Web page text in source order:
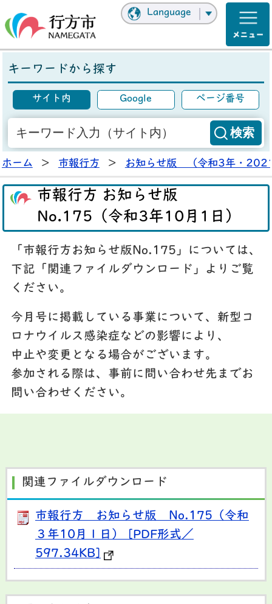
Language
キーワードから探す
サイト内 Google ページ番号
ホーム > 市報行方 > お知らせ版 （令和3年・
市報行方 お知らせ版
No.175（令和3年10月1日）
「市報行方お知らせ版No.175」については、
下記「関連ファイルダウンロード」よりご覧
ください。
今月号に掲載している事業について、新型コ
ロナウイルス感染症などの影響により、
中止や変更となる場合がございます。
参加される際は、事前に問い合わせ先までお
問い合わせください。
関連ファイルダウンロード
市報行方 お知らせ版 No.175（令和
３年10月１日） [PDF形式／
597.34KB]